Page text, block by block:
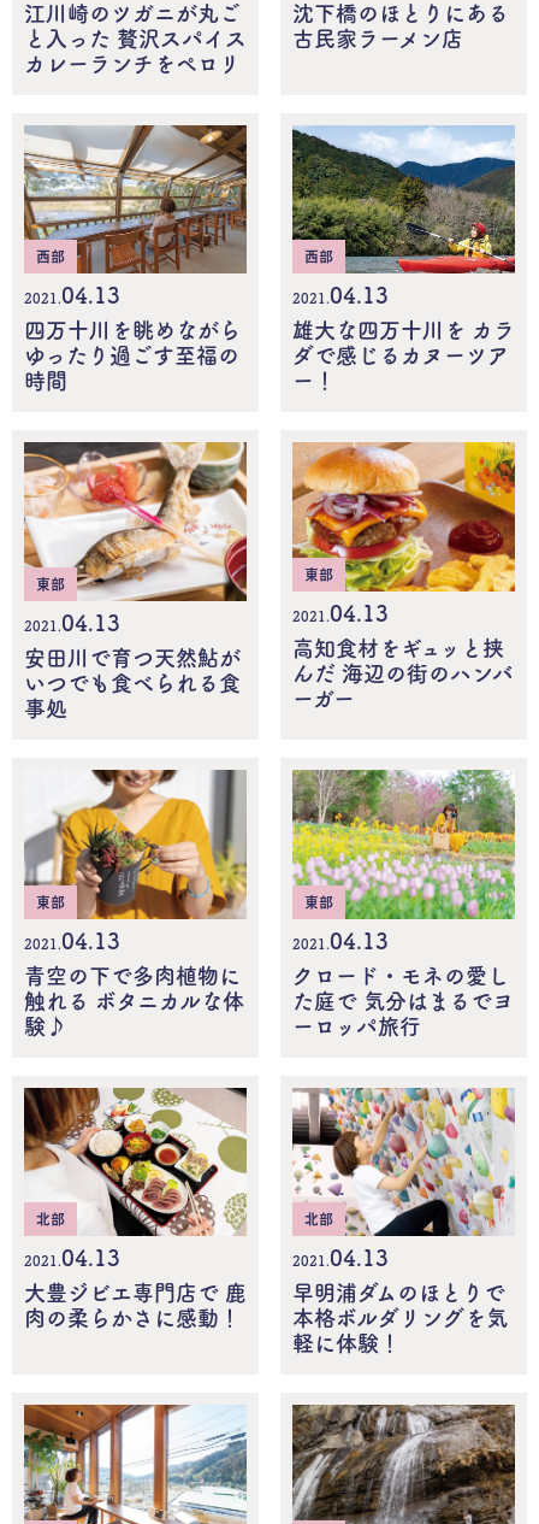
江川崎のツガニが丸ご
と入った 贅沢スパイス
カレーランチをペロリ
沈下橋のほとりにある
古民家ラーメン店
西部
2021. 04.13
四万十川を眺めながら
ゆったり過ごす至福の
時間
西部
2021.04.13
雄大な四万十川を カラ
ダで感じるカヌーツア
ー！
東部
2021.04.13
安田川で育つ天然鮎が
いつでも食べられる食
事処
東部
2021.
04.13
高知食材をギュッと挟
んだ 海辺の街のハンバ
ーガー
東部
2021. 04.13
青空の下で多肉植物に
触れる ボタニカルな体
験♪
東部
2021.
04.13
クロード・モネの愛し
た庭で 気分はまるでヨ
ーロッパ旅行
北部
2021.04.13
大豊ジビエ専門店で 鹿
肉の柔らかさに感動！
北部
2021.04.13
早明浦ダムのほとりで
本格ボルダリングを気
軽に体験！